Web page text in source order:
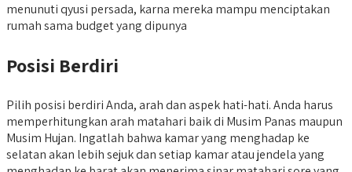
menunuti qyusi persada, karna mereka mampu menciptakan
rumah sama budget yang dipunya
Posisi Berdiri
Pilih posisi berdiri Anda, arah dan aspek hati-hati. Anda harus
memperhitungkan arah matahari baik di Musim Panas maupun
Musim Hujan. Ingatlah bahwa kamar yang menghadap ke
selatan akan lebih sejuk dan setiap kamar atau jendela yang